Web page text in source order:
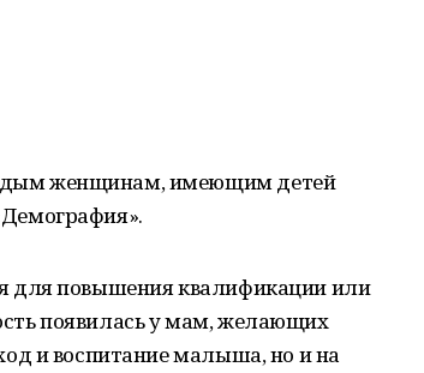
женщинам, имеющим детей
для повышения квалификации или
появилась у мам, желающих
и воспитание малыша, но и на